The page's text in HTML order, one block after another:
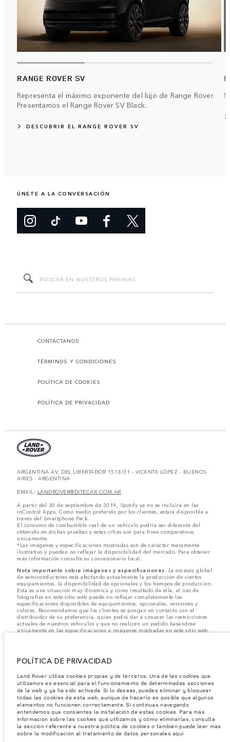
RANGE ROVER SV
Representa el máximo exponente del lujo de Range Rover.
Presentamos el Range Rover SV Black.
DESCUBRIR EL RANGE ROVER SV
ÚNETE A LA CONVERSACIÓN
CONTÁCTANOS
TÉRMINOS Y CONDICIONES
POLÍTICA DE COOKIES
POLÍTICA DE PRIVACIDAD
ARGENTINA AV. DEL LIBERTADOR 1513/31 - VICENTE LÓPEZ - BUENOS
AIRES - ARGENTINA
EMAIL: LANDROVER@DITECAR.COM.AR
A partir del 30 de septiembre de 2019, Spotify ya no se incluirá en las
InControl Apps. Como medio preferido por los clientes, estará disponible a
través del Smartphone Pack.
El consumo de combustible real de un vehículo podría ser diferente del
obtenido en dichas pruebas y estas cifras son para fines comparativos
únicamente.
*Las imágenes y especificaciones mostradas son de carácter meramente
ilustrativo y pueden no reflejar la disponibilidad del mercado. Para obtener
más información consulte su concesionario local.
Nota importante sobre imágenes y especificaciones. La escasez global
de semiconductores está afectando actualmente la producción de ciertos
equipamientos, la disponibilidad de opcionales y los tiempos de producción.
Esta es una situación muy dinámica y como resultado de ella, el uso de
fotografías en este sitio web puede no reflejar completamente las
especificaciones disponibles de equipamientos, opcionales, versiones y
colores. Recomendamos que los clientes se pongan en contacto con el
distribuidor de su preferencia, quien podrá dar a conocer las restricciones
actuales de nuestros vehículos y que no realicen un pedido basándose
únicamente en las especificaciones e imágenes mostradas en este sitio web.
accesorios, por lo que se producen modificaciones de forma continua y sin
previo aviso. Según el modelo, algunas funciones serán opcionales o
y los colores que aparecen en esta página web se basan en las
especificaciones europeas. Estos pueden variar en función del mercado y
pueden ser modificados sin previo aviso. Algunos vehículos se muestran con
equipamiento opcional y accesorios originales que pueden no estar
disponibles en todos los mercados. Ponte en contacto con tu concesionario
local para consultar disponibilidad y precios.
POLÍTICA DE PRIVACIDAD
Land Rover utiliza cookies propias y de terceros. Una de las cookies que
utilizamos es esencial para el funcionamiento de determinadas secciones
de la web y ya ha sido activada. Si lo deseas, puedes eliminar y bloquear
todas las cookies de esta web, aunque de hacerlo es posible que algunos
elementos no funcionen correctamente. Si continuas navegando
entendemos que consientes la instalación de estas cookies. Para más
información sobre las cookies que utilizamos y cómo eliminarlas, consulta
la sección referente a nuestra política de cookies o también puede leer más
sobre la modificación al tratamiento de datos personales aquí